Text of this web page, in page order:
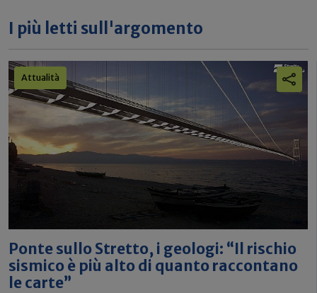
I più letti sull'argomento
Attualità
Ponte sullo Stretto, i geologi: “Il rischio
sismico è più alto di quanto raccontano
le carte”